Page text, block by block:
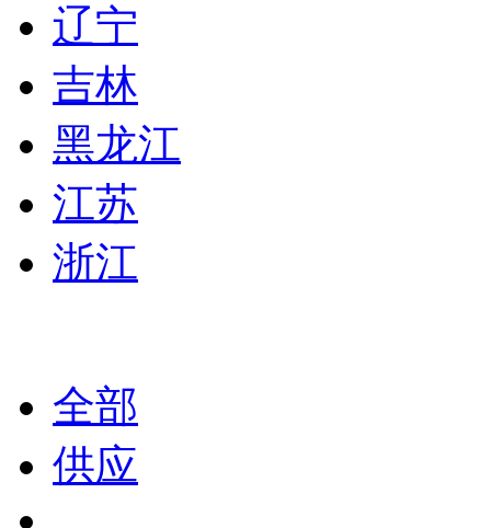
辽宁
吉林
黑龙江
江苏
浙江
全部
供应